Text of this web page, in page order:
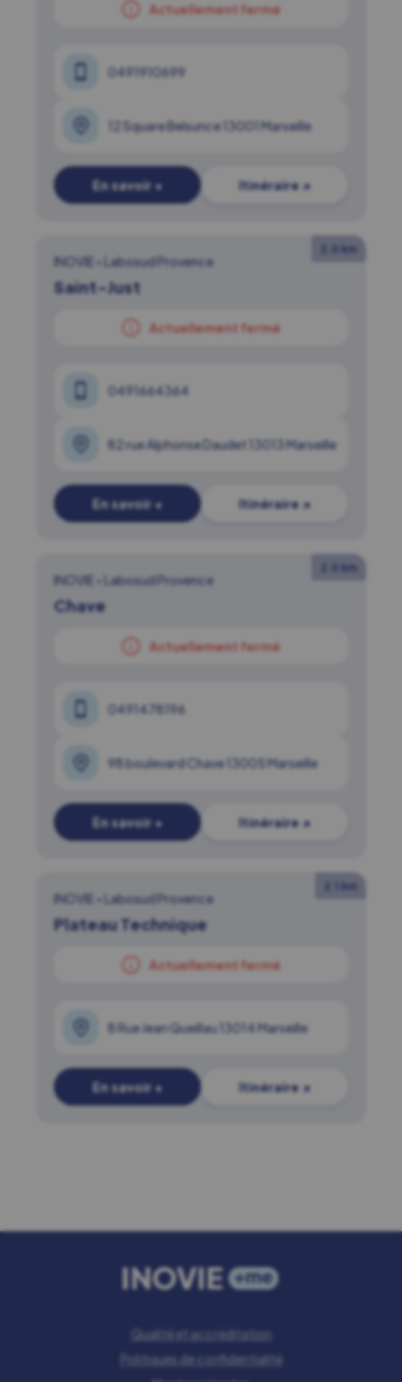
Actuellement fermé
0491910699
12 Square Belsunce 13001 Marseille
En savoir + Itinéraire ↗
2.0 km
INOVIE • Labosud Provence
Saint-Just
Actuellement fermé
0491664364
82 rue Alphonse Daudet 13013 Marseille
En savoir + Itinéraire ↗
2.0 km
INOVIE • Labosud Provence
Chave
Actuellement fermé
0491478196
98 boulevard Chave 13005 Marseille
En savoir + Itinéraire ↗
2.1 km
INOVIE • Labosud Provence
Plateau Technique
Actuellement fermé
8 Rue Jean Queillau 13014 Marseille
En savoir + Itinéraire ↗
Qualité et accréditation
Politiques de confidentialité